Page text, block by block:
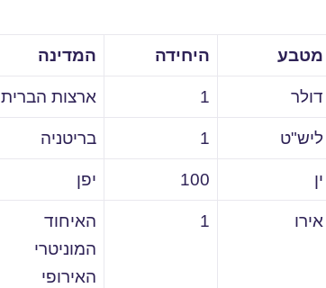
מטבע היחידה המדינה
דולר 1 ארצות הברית
ליש"ט 1 בריטניה
ין 100 יפן
אירו 1
האיחוד
המוניטרי
האירופי